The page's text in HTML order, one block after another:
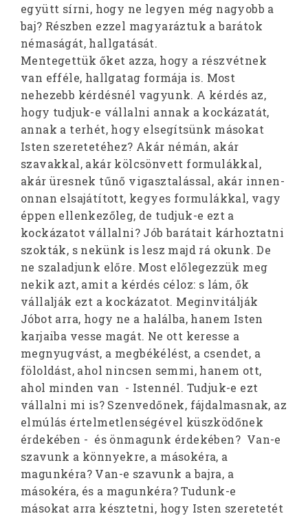
együtt sírni, hogy ne legyen még nagyobb a
baj? Részben ezzel magyaráztuk a barátok
némaságát, hallgatását.
Mentegettük őket azza, hogy a részvétnek
van efféle, hallgatag formája is. Most
nehezebb kérdésnél vagyunk. A kérdés az,
hogy tudjuk-e vállalni annak a kockázatát,
annak a terhét, hogy elsegítsünk másokat
Isten szeretetéhez? Akár némán, akár
szavakkal, akár kölcsönvett formulákkal,
akár üresnek tűnő vigasztalással, akár innen-
onnan elsajátított, kegyes formulákkal, vagy
éppen ellenkezőleg, de tudjuk-e ezt a
kockázatot vállalni? Jób barátait kárhoztatni
szokták, s nekünk is lesz majd rá okunk. De
ne szaladjunk előre. Most előlegezzük meg
nekik azt, amit a kérdés céloz: s lám, ők
vállalják ezt a kockázatot. Meginvitálják
Jóbot arra, hogy ne a halálba, hanem Isten
karjaiba vesse magát. Ne ott keresse a
megnyugvást, a megbékélést, a csendet, a
föloldást, ahol nincsen semmi, hanem ott,
ahol minden van - Istennél. Tudjuk-e ezt
vállalni mi is? Szenvedőnek, fájdalmasnak, az
elmúlás értelmetlenségével küszködőnek
érdekében - és önmagunk érdekében? Van-e
szavunk a könnyekre, a másokéra, a
magunkéra? Van-e szavunk a bajra, a
másokéra, és a magunkéra? Tudunk-e
másokat arra késztetni, hogy Isten szeretetét